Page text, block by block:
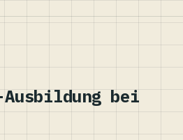
Ausbildung bei